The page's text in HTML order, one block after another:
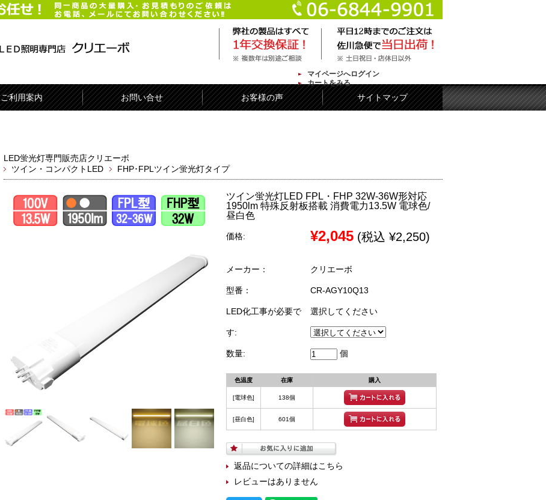
マイページへログイン
カートをみる
ご利用案内 お問い合せ お客様の声 サイトマップ
LED蛍光灯専門販売店クリエーボ
ツイン・コンパクトLED
FHP･FPLツイン蛍光灯タイプ
ツイン蛍光灯LED FPL・FHP 32W-36W形対応
1950lm 特殊反射板搭載 消費電力13.5W 電球色/
昼白色
価格: ¥2,045 (税込 ¥2,250)
メーカー： クリエーボ
型番： CR-AGY10Q13
LED化工事が必要で
す:
選択してください
数量: 個
色温度 在庫 購入
[電球色] 138個
[昼白色] 601個
返品についての詳細はこちら
レビューはありません